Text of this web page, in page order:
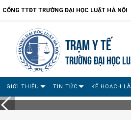
CỔNG TTĐT TRƯỜNG ĐẠI HỌC LUẬT HÀ NỘI
Trạm Y tế
TRƯỜNG ĐẠI HỌC
GIỚI THIỆU TIN TỨC KẾ HOẠCH